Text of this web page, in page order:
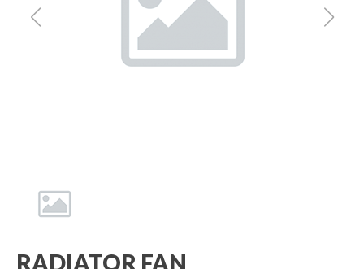
KONTAKT
RADIATOR FAN